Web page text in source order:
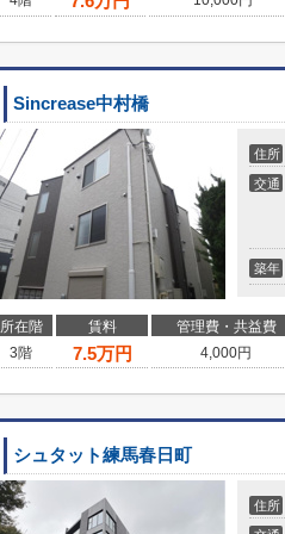
Sincrease中村橋
住所
交通
築年
所在階 賃料 管理費・共益費
3階
7.5万円 4,000円
シュタット練馬春日町
住所